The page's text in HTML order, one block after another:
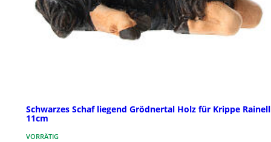
Schwarzes Schaf liegend Grödnertal Holz für Krippe Rainell
11cm
VORRÄTIG